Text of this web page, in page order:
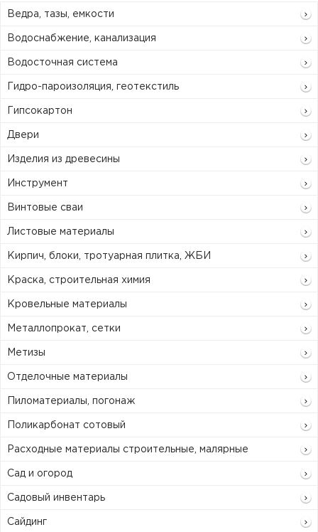
Ведра, тазы, емкости
Водоснабжение, канализация
Водосточная система
Гидро-пароизоляция, геотекстиль
Гипсокартон
Двери
Изделия из древесины
Инструмент
Винтовые сваи
Листовые материалы
Кирпич, блоки, тротуарная плитка, ЖБИ
Краска, строительная химия
Кровельные материалы
Металлопрокат, сетки
Метизы
Отделочные материалы
Пиломатериалы, погонаж
Поликарбонат сотовый
Расходные материалы строительные, малярные
Сад и огород
Садовый инвентарь
Сайдинг